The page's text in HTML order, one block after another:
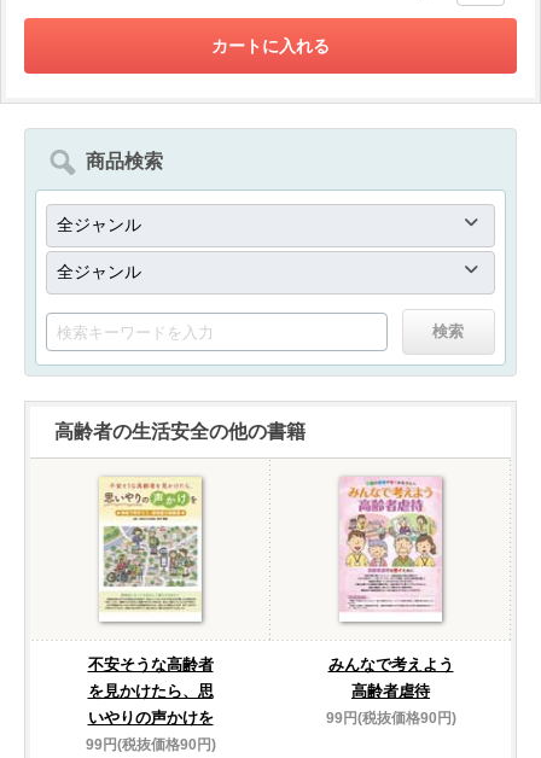
商品検索
高齢者の生活安全の他の書籍
不安そうな高齢者
を見かけたら、思
いやりの声かけを
99円(税抜価格90円)
みんなで考えよう
高齢者虐待
99円(税抜価格90円)